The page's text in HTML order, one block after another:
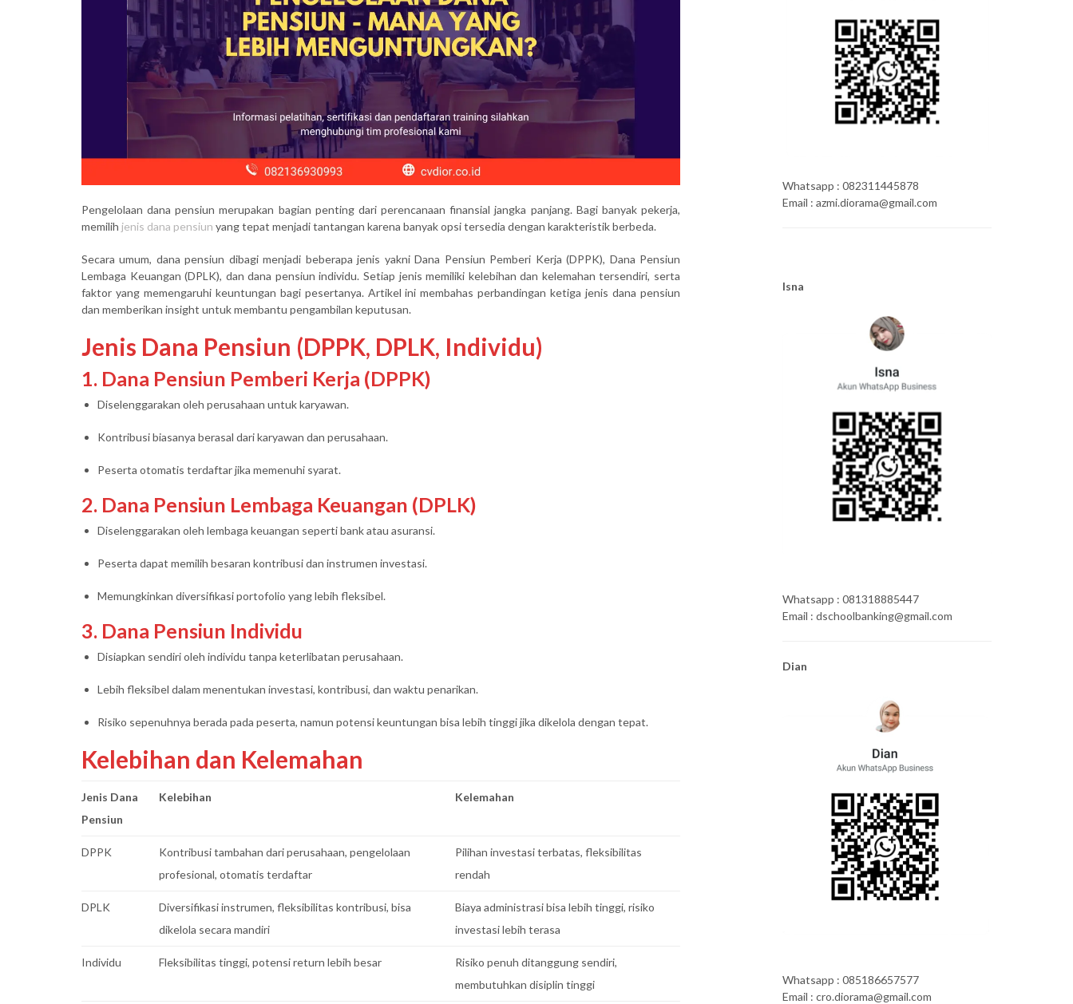
Pengelolaan dana pensiun merupakan bagian penting dari perencanaan finansial jangka panjang. Bagi banyak pekerja,
memilih jenis dana pensiun yang tepat menjadi tantangan karena banyak opsi tersedia dengan karakteristik berbeda.
Secara umum, dana pensiun dibagi menjadi beberapa jenis yakniDana Pensiun Pemberi Kerja (DPPK), Dana Pensiun
Lembaga Keuangan (DPLK), dan dana pensiun individu. Setiap jenis memiliki kelebihan dan kelemahan tersendiri, serta
faktor yang memengaruhi keuntungan bagi pesertanya. Artikel ini membahas perbandingan ketiga jenis dana pensiun
dan memberikan insight untuk membantu pengambilan keputusan.
Jenis Dana Pensiun (DPPK, DPLK, Individu)
1. Dana Pensiun Pemberi Kerja (DPPK)
Diselenggarakan oleh perusahaan untuk karyawan.
Kontribusi biasanya berasal dari karyawan dan perusahaan.
Peserta otomatis terdaftar jika memenuhi syarat.
2. Dana Pensiun Lembaga Keuangan (DPLK)
Diselenggarakan oleh lembaga keuangan seperti bank atau asuransi.
Peserta dapat memilih besaran kontribusi dan instrumen investasi.
Memungkinkan diversifikasi portofolio yang lebih fleksibel.
3. Dana Pensiun Individu
Disiapkan sendiri oleh individu tanpa keterlibatan perusahaan.
Lebih fleksibel dalam menentukan investasi, kontribusi, dan waktu penarikan.
Risiko sepenuhnya berada pada peserta, namun potensi keuntungan bisa lebih tinggi jika dikelola dengan tepat.
Kelebihan dan Kelemahan
Jenis Dana
Pensiun
Kelebihan Kelemahan
DPPK
Kontribusi tambahan dari perusahaan, pengelolaan
profesional, otomatis terdaftar
Pilihan investasi terbatas, fleksibilitas
rendah
DPLK
Diversifikasi instrumen, fleksibilitas kontribusi, bisa
dikelola secara mandiri
Biaya administrasi bisa lebih tinggi, risiko
investasi lebih terasa
Individu Fleksibilitas tinggi, potensi return lebih besar
Risiko penuh ditanggung sendiri,
membutuhkan disiplin tinggi
Whatsapp : 082311445878
Email : azmi.diorama@gmail.com
Isna
Whatsapp : 081318885447
Email : dschoolbanking@gmail.com
Dian
Whatsapp : 085186657577
Email : cro.diorama@gmail.com